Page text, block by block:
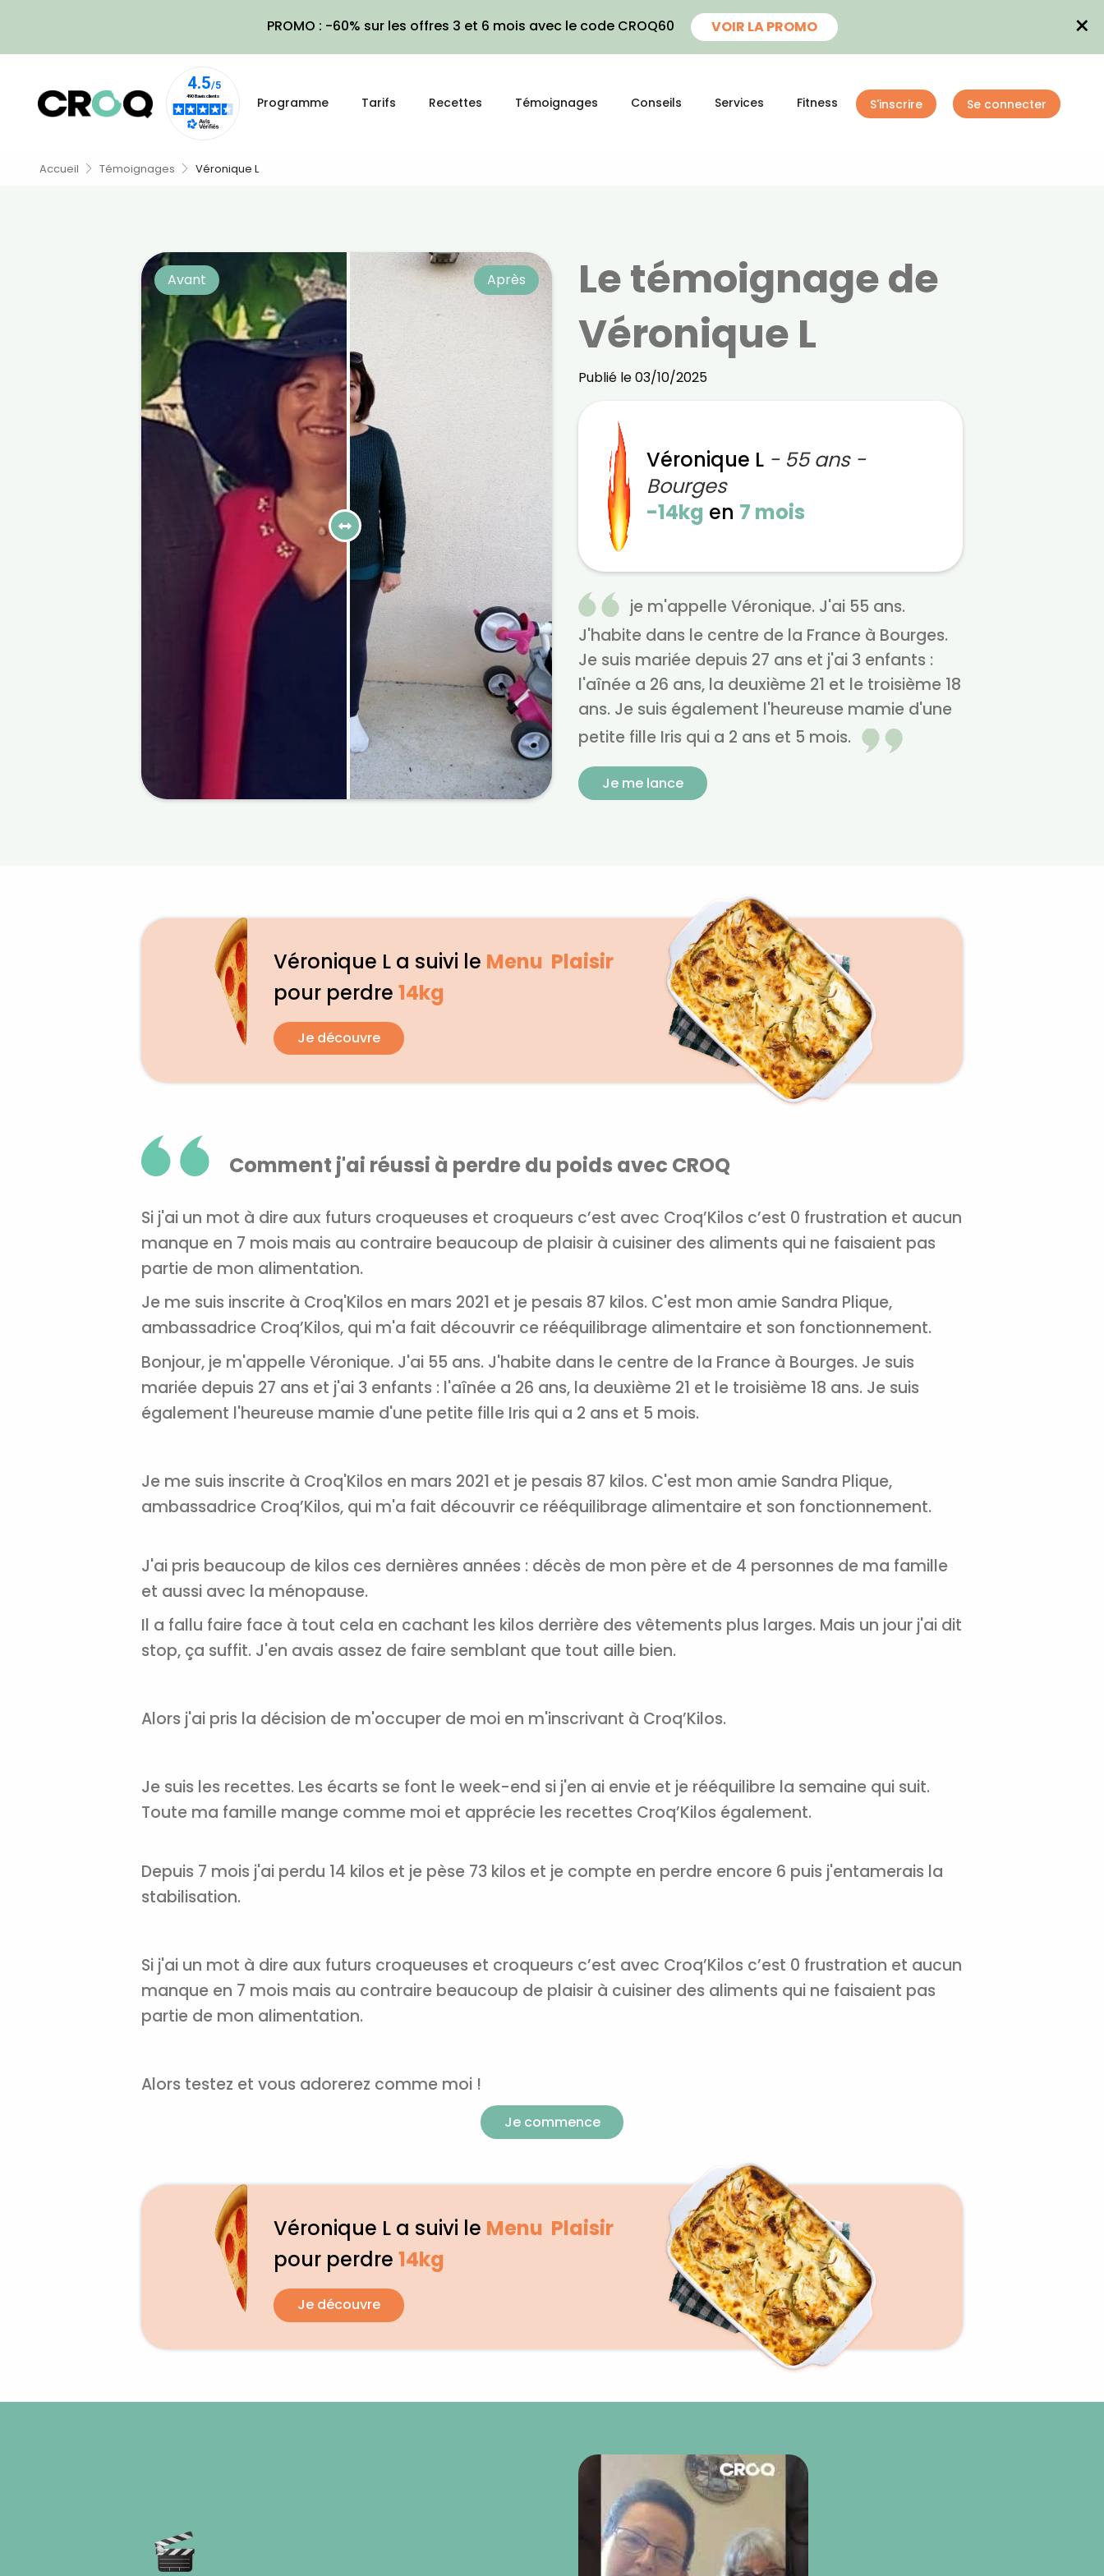
PROMO : -60% sur les offres 3 et 6 mois avec le code CROQ60 VOIR LA PROMO ×
Programme Tarifs Recettes Témoignages Conseils Services Fitness S'inscrire Se connecter
Accueil Témoignages Véronique L
Avant Après
Le témoignage de
Véronique L
Publié le 03/10/2025
Véronique L - 55 ans -
Bourges
-14kg en 7 mois
je m'appelle Véronique. J'ai 55 ans.
J'habite dans le centre de la France à Bourges.
Je suis mariée depuis 27 ans et j'ai 3 enfants :
l'aînée a 26 ans, la deuxième 21 et le troisième 18
ans. Je suis également l'heureuse mamie d'une
petite fille Iris qui a 2 ans et 5 mois.
Je me lance
Véronique L a suivi le Menu Plaisir
pour perdre14kg
Je découvre
Comment j'ai réussi à perdre du poids avec CROQ
Si j'ai un mot à dire aux futurs croqueuses et croqueurs c’est avec Croq’Kilos c’est 0 frustration et aucun
manque en 7 mois mais au contraire beaucoup de plaisir à cuisiner des aliments qui ne faisaient pas
partie de mon alimentation.
Je me suis inscrite à Croq'Kilos en mars 2021 et je pesais 87 kilos. C'est mon amie Sandra Plique,
ambassadrice Croq’Kilos, qui m'a fait découvrir ce rééquilibrage alimentaire et son fonctionnement.
Bonjour, je m'appelle Véronique. J'ai 55 ans. J'habite dans le centre de la France à Bourges. Je suis
mariée depuis 27 ans et j'ai 3 enfants : l'aînée a 26 ans, la deuxième 21 et le troisième 18 ans. Je suis
également l'heureuse mamie d'une petite fille Iris qui a 2 ans et 5 mois.
Je me suis inscrite à Croq'Kilos en mars 2021 et je pesais 87 kilos. C'est mon amie Sandra Plique,
ambassadrice Croq’Kilos, qui m'a fait découvrir ce rééquilibrage alimentaire et son fonctionnement.
J'ai pris beaucoup de kilos ces dernières années : décès de mon père et de 4 personnes de ma famille
et aussi avec la ménopause.
Il a fallu faire face à tout cela en cachant les kilos derrière des vêtements plus larges. Mais un jour j'ai dit
stop, ça suffit. J'en avais assez de faire semblant que tout aille bien.
Alors j'ai pris la décision de m'occuper de moi en m'inscrivant à Croq’Kilos.
Je suis les recettes. Les écarts se font le week-end si j'en ai envie et je rééquilibre la semaine qui suit.
Toute ma famille mange comme moi et apprécie les recettes Croq’Kilos également.
Depuis 7 mois j'ai perdu 14 kilos et je pèse 73 kilos et je compte en perdre encore 6 puis j'entamerais la
stabilisation.
Si j'ai un mot à dire aux futurs croqueuses et croqueurs c’est avec Croq’Kilos c’est 0 frustration et aucun
manque en 7 mois mais au contraire beaucoup de plaisir à cuisiner des aliments qui ne faisaient pas
partie de mon alimentation.
Alors testez et vous adorerez comme moi !
Je commence
Véronique L a suivi le Menu Plaisir
pour perdre14kg
Je découvre
×
Recevez gratuitement 180
recettes inédites de CROQ
CROQ.
Je consens à ce que la société Digital
Prisma Players analyse le taux d'ouverture
pourrons savoir si vous ouvrez les courriels,
l'heure à laquelle vous le faites ainsi que
des informations sur le terminal que vous
Je reçois mon cadeau !
personnalisées. Vous pourrez vous désinscrire en utilisant le lien de
désabonnement intégré dans la newsletter. Pour en savoir plus et
exercer vos droits, prenez connaissance de notreCharte de
Confidentialité